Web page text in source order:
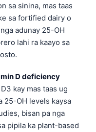
sa sinina, mas taas
sa fortified dairy o
adunay 25-OH
lahi ra kaayo sa
D deficiency
kay mas taas ug
25-OH levels kaysa
bisan pa nga
pipila ka plant-based